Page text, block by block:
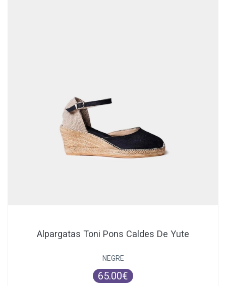
Alpargatas Toni Pons Caldes De Yute
NEGRE
65.00€